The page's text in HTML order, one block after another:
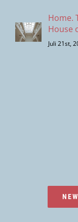
Home.
House
Juli 21st,